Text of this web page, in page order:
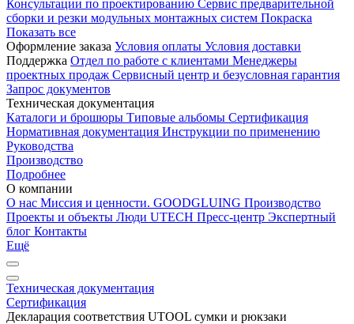
Консультации по проектированию Сервис предварительной
сборки и резки модульных монтажных систем Покраска
Показать все
Оформление заказа Условия оплаты Условия доставки
Поддержка Отдел по работе с клиентами Менеджеры
проектных продаж Сервисный центр и безусловная гарантия
Запрос документов
Техническая документация
Каталоги и брошюры Типовые альбомы Сертификация
Нормативная документация Инструкции по применению
Руководства
Производство
Подробнее
О компании
О нас Миссия и ценности. GOODGLUING Производство
Проекты и объекты Люди UTECH Пресс-центр Экспертный
блог Контакты
Ещё
Техническая документация
Сертификация
Декларация соответствия UTOOL сумки и рюкзаки